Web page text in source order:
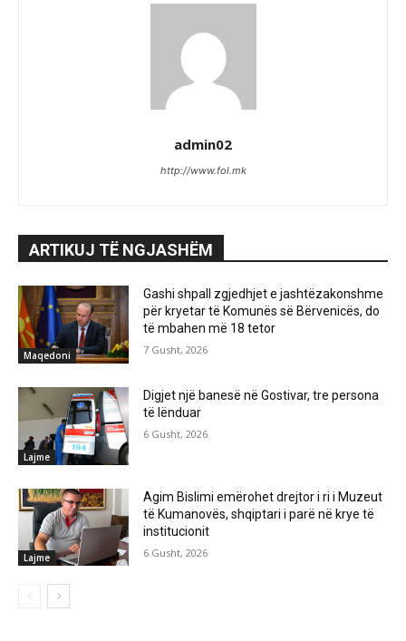
admin02
http://www.fol.mk
ARTIKUJ TË NGJASHËM
Maqedoni
Gashi shpall zgjedhjet e jashtëzakonshme
për kryetar të Komunës së Bërvenicës, do
të mbahen më 18 tetor
7 Gusht, 2026
Lajme
Digjet një banesë në Gostivar, tre persona
të lënduar
6 Gusht, 2026
Lajme
Agim Bislimi emërohet drejtor i ri i Muzeut
të Kumanovës, shqiptari i parë në krye të
institucionit
6 Gusht, 2026